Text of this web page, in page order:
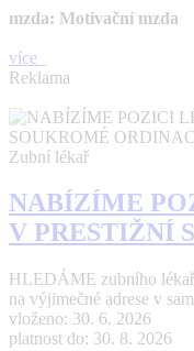
mzda: Motivační mzda
více
Reklama
Zubní lékař
NABÍZÍME
V PRESTIŽNÍ
HLEDÁME zubního
na výjimečné adrese v
vloženo: 30. 6. 2026
platnost do: 30. 8. 2026